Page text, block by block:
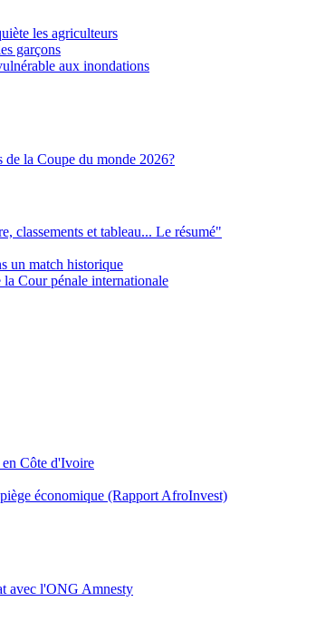
les agriculteurs
garçons
aux inondations
classements et tableau... Le résumé"
un match historique
Cour pénale internationale
Côte d'Ivoire
économique (Rapport AfroInvest)